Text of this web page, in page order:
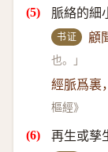
脈絡的細
书证 顧
也。」
經脈爲裏
樞經》
再生或孳